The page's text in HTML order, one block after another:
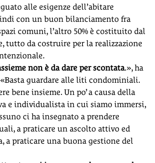
alle esigenze dell’abitare
con un buon bilanciamento fra
comuni, l’altro 50% è costituito dal
tutto da costruire per la realizzazione
non è da dare per scontata.», ha
guardare alle liti condominiali.
bene insieme. Un po’ a causa della
e individualista in cui siamo immersi,
ci ha insegnato a prendere
a praticare un ascolto attivo ed
a praticare una buona gestione del